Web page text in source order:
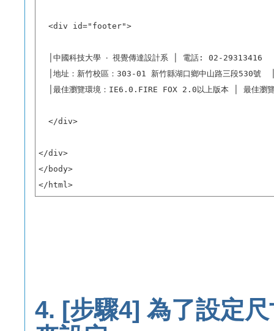
  <div id="footer">
│中國科技大學 ‧ 視覺傳達設計系 │ 電話: 02-
│地址：新竹校區：303-01 新竹縣湖口鄉中山路三段530號
│最佳瀏覽環境：IE6.0.FIRE FOX 2.0以上版本 │ 最佳
  </div>
</div>
</body>
</html>
4. [步驟4] 為了設定